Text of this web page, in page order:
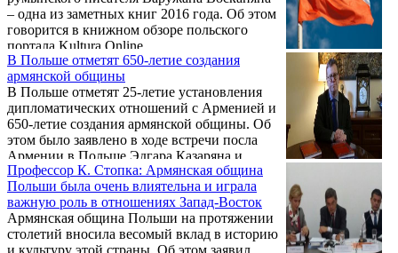
– одна из заметных книг 2016 года. Об этом
говорится в книжном обзоре польского
портала Kultura Online.
В Польше отметят 650-летие создания
армянской общины
В Польше отметят 25-летие установления
дипломатических отношений с Арменией и
650-летие создания армянской общины. Об
этом было заявлено в ходе встречи посла
Армении в Польше Эдгара Казаряна и
архиепископа Варшавы, предстоятеля
общины армян-католиков Польши
кардинала Казимежа Нича.
Профессор К. Стопка: Армянская община
Польши была очень влиятельна и играла
важную роль в отношениях Запад-Восток
Армянская община Польши на протяжении
столетий вносила весомый вклад в историю
и культуру этой страны. Об этом заявил